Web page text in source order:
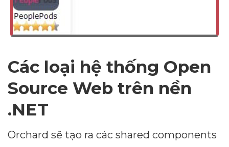
Các loại hệ thống Open
Source Web trên nền
.NET
Orchard sẽ tạo ra các shared components